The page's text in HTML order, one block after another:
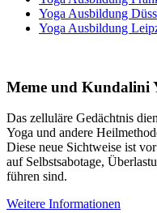
Yoga Ausbildung
Yoga Ausbildung
Meme und Kundalini
Das zelluläre Gedächtnis
Yoga und andere
Diese neue Sichtweise ist
auf Selbstsabotage,
führen sind.
Weitere Informationen